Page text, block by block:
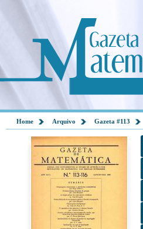
Home Arquivo Gazeta #113